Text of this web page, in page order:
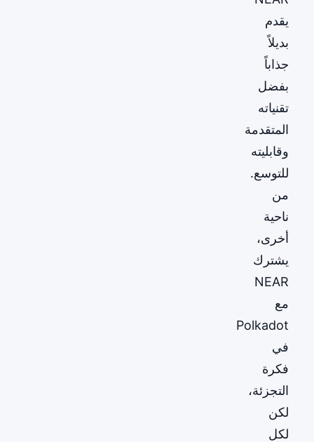
يقدم
بديلاً
جذاباً
بفضل
تقنياته
المتقدمة
وقابليته
للتوسع.
من
ناحية
أخرى،
يشترك
NEAR
مع
Polkadot
في
فكرة
التجزئة،
لكن
لكل